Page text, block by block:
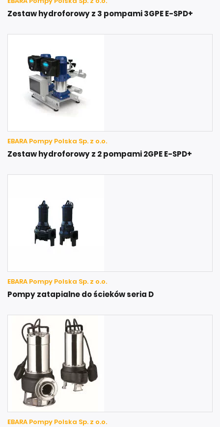
Zestaw hydroforowy z 3 pompami 3GPE E-SPD+
EBARA Pompy Polska Sp. z o.o.
Zestaw hydroforowy z 2 pompami 2GPE E-SPD+
EBARA Pompy Polska Sp. z o.o.
Pompy zatapialne do ścieków seria D
EBARA Pompy Polska Sp. z o.o.